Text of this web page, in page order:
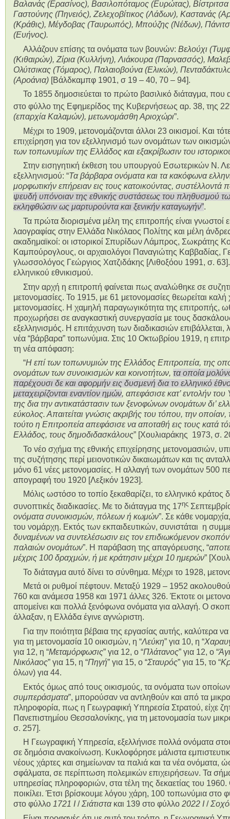
Βαλανάς (Ερασίνος), Βασιλοπόταμος (Ευρώτας),
Γαστούνης (Πηνειός), Ζελεχοβίτικος (Λάδων), Καστανάς
(Κράθις), Μέγδοβας (Ταυρωπός), Μπούζης (Νέδων),
(Ευήνος).
Αλλάζουν επίσης τα ονόματα των βουνών: Βελούχι
(Κιθαιρών), Ζίρια (Κυλλήνη), Λιάκουρα (Παρνασσός),
Ολύτσικας (Τόμαρος), Παλαιοβούνα (Ελικών),
(Αροάνια)[Βάλδκαμπφ 1901, σ 19 – 40, 70 – 94].
Το 1855 δημοσιεύεται το πρώτο βασιλικό διάταγμα, που
στο φύλλο της Εφημερίδος της Κυβερνήσεως αρ. 38, της 22
(επαρχία Καλαμών), μετωνομάσθη Αριοχώρι”.
Μέχρι το 1909, μετονομάζονται άλλοι 23 οικισμοί. Και
επιχείρηση για τον εξελληνισμό των ονομάτων των
των τοπωνυμίων της Ελλάδος και εξακρίβωσιν του
Στην εισηγητική έκθεση του υπουργού Εσωτερικών Ν.
εξελληνισμού: “Τα βάρβαρα ονόματα και τα κακόφωνα
μορφωτικήν επήρειαν εις τους κατοικούντας,
ψευδή υπόνοιαν της εθνικής συστάσεως του πληθυσμού
εκληφθώσιν ως μαρτυρούντα και ξενικήν καταγωγήν”.
Τα πρώτα διορισμένα μέλη της επιτροπής είναι γνωστοί
λαογραφίας στην Ελλάδα Νικόλαος Πολίτης και μέλη
ακαδημαϊκοί: οι ιστορικοί Σπυρίδων Λάμπρος, Σωκράτης
Καμπούρογλους, οι αρχαιολόγοι Παναγιώτης Καββαδίας,
γλωσσολόγος Γεώργιος Χατζιδάκης [Λιθοξόου 1991, σ.
ελληνικού εθνικισμού.
Στην αρχή η επιτροπή φαίνεται πως αναλώθηκε σε
μετονομασίες. Το 1915, με 61 μετονομασίες θεωρείται
μετονομασίες. Η χαμηλή παραγωγικότητα της επιτροπής,
προχωρήσει σε αναγκαστική συνεργασία με τους
εξελληνισμός. Η επιτάχυνση των διαδικασιών
νέα “βάρβαρα” τοπωνύμια. Στις 10 Οκτωβρίου 1919, η
τη νέα απόφαση:
“Η επί των τοπωνυμιών της Ελλάδος Επιτροπεία, της
ονομάτων των συνοικισμών και κοινοτήτων, τα οποία
παρέχουσι δε και αφορμήν εις δυσμενή δια το ελληνικό
μεταχειρίζονται εναντίον ημών, απεφάσισε κατ’ εντολήν
της δια την αντικατάστασιν των ξενοφώνων ονομάτων δι’
εύκολος. Απαιτείται γνώσις ακριβής του τόπου, την
τούτο η Επιτροπεία απεφάσισε να αποταθή εις τους κατά
Ελλάδος, τους δημοδιδασκάλους” [Χουλιαράκης 1973, σ.
Το νέο σχήμα της εθνικής επιχείρησης μετονομασιών,
της συζήτησης περί μειονοτικών δικαιωμάτων και τις
μόνο 61 νέες μετονομασίες. Η αλλαγή των ονομάτων 500
απογραφή του 1920 [Λεξικόν 1923].
Μόλις ωστόσο το τοπίο ξεκαθαρίζει, το ελληνικό κράτος
συνοπτικές διαδικασίες. Με το διάταγμα της 17ης
ονόματα συνοικισμών, πόλεων ή κωμών”. Σε κάθε
του νομάρχη. Εκτός των εκπαιδευτικών, συνιστάται η
δυναμένων να συντελέσωσιν εις τον επιδιωκόμενον σκοπόν
παλαιών ονομάτων”. Η παράβαση της απαγόρευσης, “
μέχρις 100 δραχμών, ή με κράτησιν μέχρι 10 ημερών”
Το διάταγμα αυτό δίνει το σύνθημα. Μέχρι το 1928,
Μετά οι ρυθμοί πέφτουν. Μεταξύ 1929 – 1952
760 και ανάμεσα 1958 και 1971 άλλες 326. Έκτοτε οι
απομείνει και πολλά ξενόφωνα ονόματα για αλλαγή. Ο
άλλαξαν, η Ελλάδα έγινε αγνώριστη.
Για την ποιότητα βέβαια της εργασίας αυτής, καλύτερα
για τη μετονομασία 10 οικισμών, η “Λεύκη” για 10, η “
για 12, η “Μεταμόρφωσις” για 12, ο “Πλάτανος” για 12, ο “
Νικόλαος” για 15, η “Πηγή” για 15, ο “Σταυρός” για 15, το “
όλων) για 44.
Εκτός όμως από τους οικισμούς, τα ονόματα των οποίων
συμπεράσματα”, μπορούσαν να αντληθούν και από τα
πληροφορία, πως η Γεωγραφική Υπηρεσία Στρατού, είχε
Πανεπιστημίου Θεσσαλονίκης, για τη μετονομασία των
σ. 257].
Η Γεωγραφική Υπηρεσία, εξελλήνισε πολλά ονόματα
σε δημόσια ανακοίνωση. Κυκλοφόρησε μάλιστα
νέους χάρτες και σημείωναν τα παλιά και τα νέα ονόματα,
σφάλματα, σε περίπτωση πολεμικών επιχειρήσεων. Τα
υπηρεσίας πληροφοριών, στα τέλη της δεκαετίας του
ποικίλει. Έτσι βρίσκουμε λόγου χάρη, 100 τοπωνύμια στο
στο φύλλο 1721 I/Σιάτιστακαι 139 στο φύλλο 2022 Ι/